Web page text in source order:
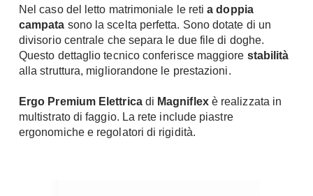
Armadi su misura
Armadi Angolo
I consigli sugli armadi
Camerette
Camerette Ragazzi
Camerette Bambini
Portoni
Maniglie
Finestre
Finestre Alluminio
Finestre Legno
Nel caso del letto matrimoniale le retia doppia
campata sono la scelta perfetta. Sono dotate di un
divisorio centrale che separa le due file di doghe.
Questo dettaglio tecnico conferisce maggiore stabilità
alla struttura, migliorandone le prestazioni.
Ergo Premium Elettricadi Magniflexè realizzata in
multistrato di faggio. La rete include piastre
ergonomiche e regolatori di rigidità.